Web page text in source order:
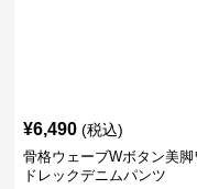
¥6,490 (税込)
骨格ウェーブWボタン美脚
ドレックデニムパンツ